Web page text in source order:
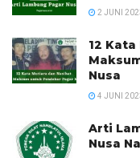
2 JUNI
12
Nusa
4 JUNI
Arti
Nusa